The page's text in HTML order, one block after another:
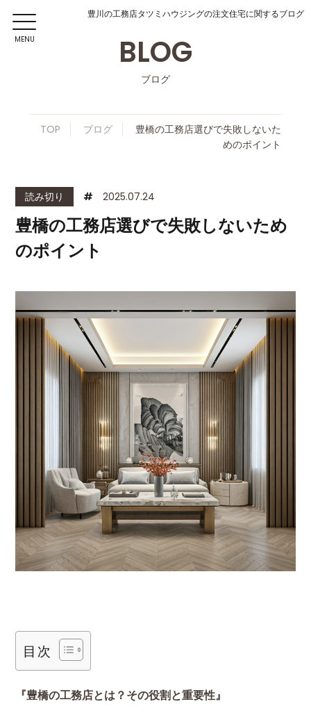
MENU
豊川の工務店タツミハウジングの注文住宅に関するブログ
BLOG
ブログ
TOP ブログ
豊橋の工務店選びで失敗しないた
めのポイント
豊橋の工務店選びで失敗しないため
のポイント
読み切り # 2025.07.24
目次
『豊橋の工務店とは？その役割と重要性』